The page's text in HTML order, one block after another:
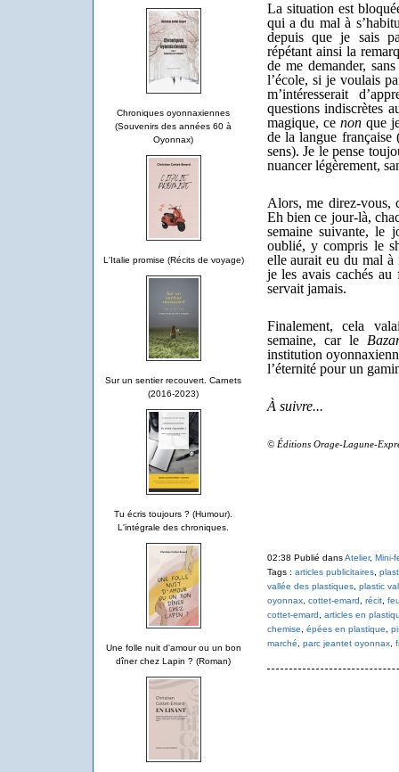
Chroniques oyonnaxiennes
(Souvenirs des années 60 à
Oyonnax)
L'Italie promise (Récits de voyage)
Sur un sentier recouvert. Carnets
(2016-2023)
Tu écris toujours ? (Humour).
L'intégrale des chroniques.
Une folle nuit d'amour ou un bon
dîner chez Lapin ? (Roman)
La situation est
qui a du mal à
depuis que je sais
répétant ainsi la
de me demander,
l’école, si je voulais
m’intéresserait
questions indiscrètes
magique, ce non que
de la langue
sens). Je le pense
nuancer légèrement,
Alors, me direz-vous,
Eh bien ce jour-là,
semaine suivante, le
oublié, y compris le
elle aurait eu du mal
je les avais cachés
servait jamais.
Finalement, cela
semaine, car le
institution
l’éternité pour un
À suivre...
© Éditions Orage-Lagune-
02:38 Publié dansAtelier, Mini-
Tags : articles publicitaires,
vallée des plastiques, plastic
oyonnax, cottet-emard récit,
cottet-emard
articles en
chemise
épées en plastique
marché
parc jeantet oyonnax,